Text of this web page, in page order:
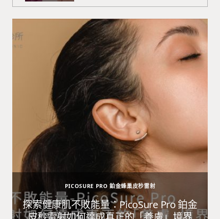
PICOSURE PRO 鉑金蜂巢皮秒雷射
探索健康肌不敗能量：PicoSure Pro 鉑金